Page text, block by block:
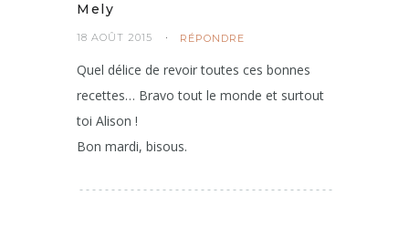
Mely
18 AOÛT 2015 RÉPONDRE
Quel délice de revoir toutes ces bonnes
recettes… Bravo tout le monde et surtout
toi Alison !
Bon mardi, bisous.